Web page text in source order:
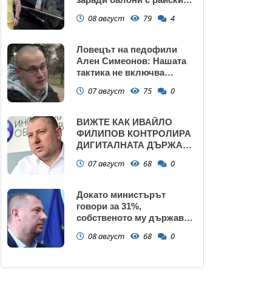
08 август 79 4
Ловецът на педофили
Ален Симеонов: Нашата
тактика не включва
07 август 75 0
ВИЖТЕ КАК ИВАЙЛО
ФИЛИПОВ КОНТРОЛИРА
ДИГИТАЛНАТА ДЪРЖАВА
ПРАВИТЕЛСТВОТО?
07 август 68 0
Докато министърът
говори за 31%,
собственото му държавно
крадецът вика дръжте
08 август 68 0